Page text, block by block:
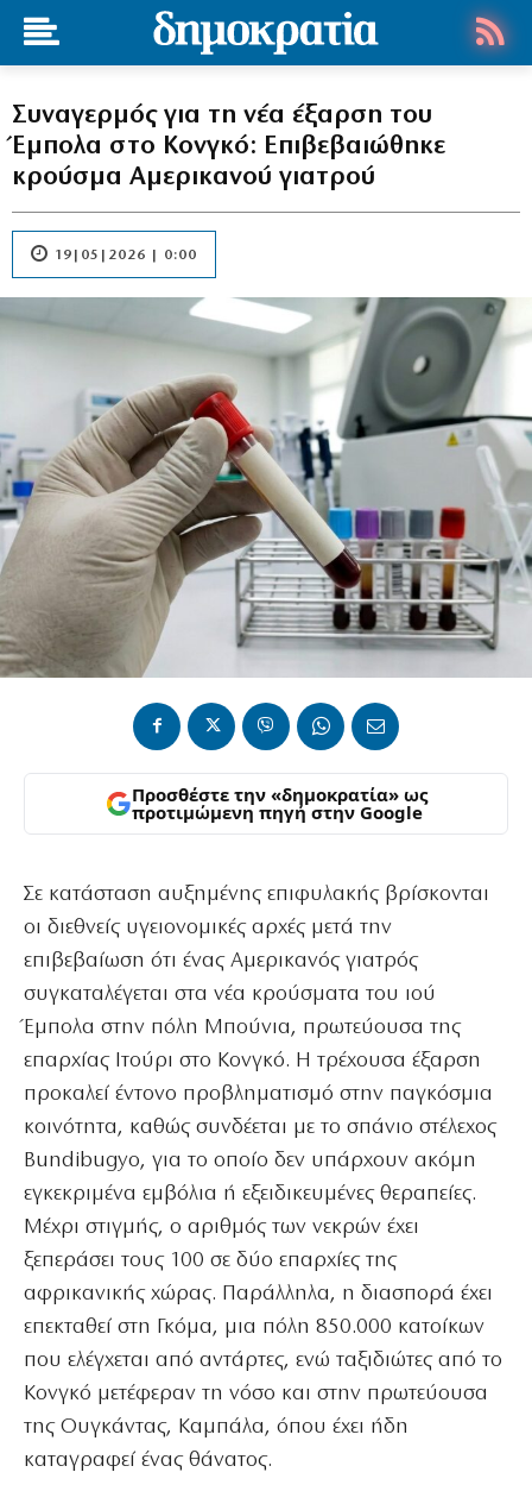
Συναγερμός για τη νέα έξαρση του
Έμπολα στο Κονγκό: Επιβεβαιώθηκε
κρούσμα Αμερικανού γιατρού
19|05|2026 | 0:00
Προσθέστε την «δημοκρατία» ως
προτιμώμενη πηγή στην Google
Σε κατάσταση αυξημένης επιφυλακής βρίσκονται
οι διεθνείς υγειονομικές αρχές μετά την
επιβεβαίωση ότι ένας Αμερικανός γιατρός
συγκαταλέγεται στα νέα κρούσματα του ιού
Έμπολα στην πόλη Μπούνια, πρωτεύουσα της
επαρχίας Ιτούρι στο Κονγκό. Η τρέχουσα έξαρση
προκαλεί έντονο προβληματισμό στην παγκόσμια
κοινότητα, καθώς συνδέεται με το σπάνιο στέλεχος
Bundibugyo, για το οποίο δεν υπάρχουν ακόμη
εγκεκριμένα εμβόλια ή εξειδικευμένες θεραπείες.
Μέχρι στιγμής, ο αριθμός των νεκρών έχει
ξεπεράσει τους 100 σε δύο επαρχίες της
αφρικανικής χώρας. Παράλληλα, η διασπορά έχει
επεκταθεί στη Γκόμα, μια πόλη 850.000 κατοίκων
που ελέγχεται από αντάρτες, ενώ ταξιδιώτες από το
Κονγκό μετέφεραν τη νόσο και στην πρωτεύουσα
της Ουγκάντας, Καμπάλα, όπου έχει ήδη
καταγραφεί ένας θάνατος.